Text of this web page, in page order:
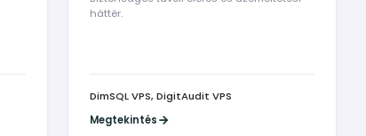
háttér.
DimSQL VPS, DigitAudit VPS
Megtekintés